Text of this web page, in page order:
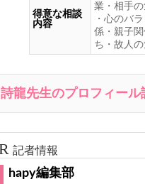
得意な相談
内容
業・相手
・心のバ
係・親子
ち・故人
詩龍先生のプロフィール
記者情報
hapy編集部